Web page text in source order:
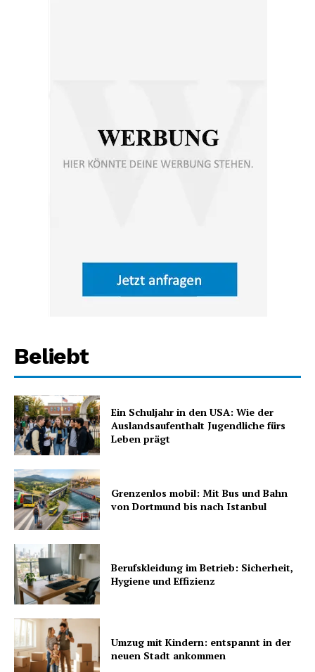
Beliebt
Ein Schuljahr in den USA: Wie der
Auslandsaufenthalt Jugendliche fürs
Leben prägt
Grenzenlos mobil: Mit Bus und Bahn
von Dortmund bis nach Istanbul
Berufskleidung im Betrieb: Sicherheit,
Hygiene und Effizienz
Umzug mit Kindern: entspannt in der
neuen Stadt ankommen